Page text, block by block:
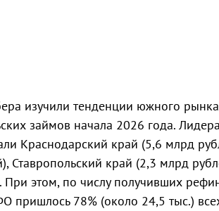
изучили тенденции южного
займов начала 2026 года.
Краснодарский край (5,6 млрд
Ставропольский край (2,3 млрд
При этом, по числу получивших
пришлось 78% (около 24,5 тыс.)